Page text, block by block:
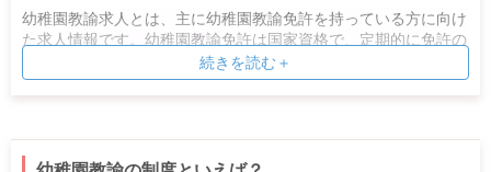
続きを読む＋
幼稚園教諭求人とは、主に幼稚園教諭免許を持っている方に向け
た求人情報です。幼稚園教諭免許は国家資格で、定期的に免許の
更新があります。所管は文部科学省で、幼稚園や認定こども園な
どの職場で働くことが多い傾向です。